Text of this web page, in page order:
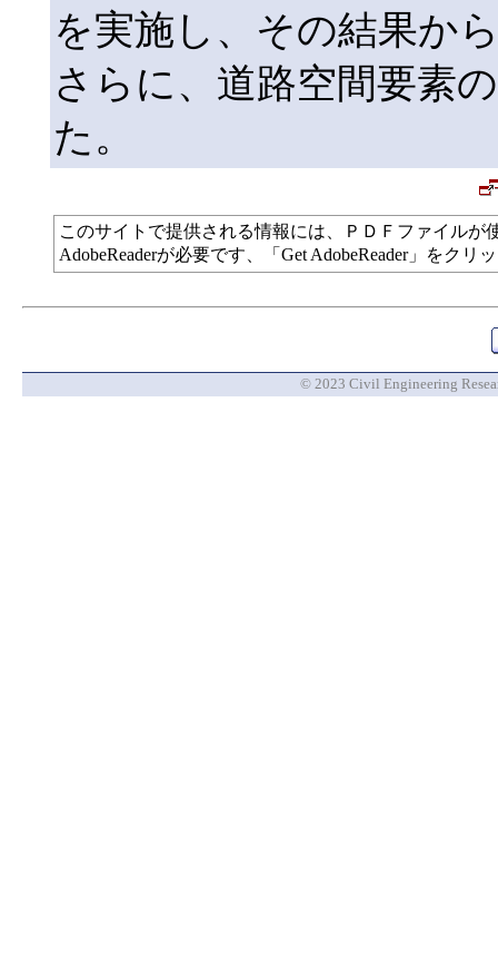
を実施し、その結果か
さらに、道路空間要素
た。
このサイトで提供される情報には、ＰＤＦファイル
AdobeReaderが必要です、「Get AdobeReader」をク
© 2023 Civil Engineering